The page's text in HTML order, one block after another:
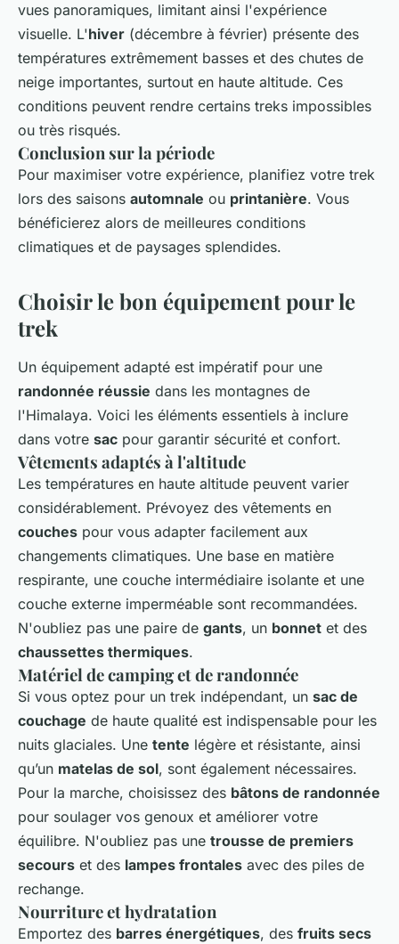
vues panoramiques, limitant ainsi l'expérience
visuelle. L'hiver (décembre à février) présente des
températures extrêmement basses et des chutes de
neige importantes, surtout en haute altitude. Ces
conditions peuvent rendre certains treks impossibles
ou très risqués.
Conclusion sur la période
Pour maximiser votre expérience, planifiez votre trek
lors des saisons automnale ou printanière. Vous
bénéficierez alors de meilleures conditions
climatiques et de paysages splendides.
Choisir le bon équipement pour le
trek
Un équipement adapté est impératif pour une
randonnée réussie dans les montagnes de
l'Himalaya. Voici les éléments essentiels à inclure
dans votre sac pour garantir sécurité et confort.
Vêtements adaptés à l'altitude
Les températures en haute altitude peuvent varier
considérablement. Prévoyez des vêtements en
couches pour vous adapter facilement aux
changements climatiques. Une base en matière
respirante, une couche intermédiaire isolante et une
couche externe imperméable sont recommandées.
N'oubliez pas une paire de gants, un bonnet et des
chaussettes thermiques.
Matériel de camping et de randonnée
Si vous optez pour un trek indépendant, un sac de
couchage de haute qualité est indispensable pour les
nuits glaciales. Une tente légère et résistante, ainsi
qu’un matelas de sol, sont également nécessaires.
Pour la marche, choisissez des bâtons de randonnée
pour soulager vos genoux et améliorer votre
équilibre. N'oubliez pas une trousse de premiers
secours et des lampes frontales avec des piles de
rechange.
Nourriture et hydratation
Emportez des barres énergétiques, des fruits secs